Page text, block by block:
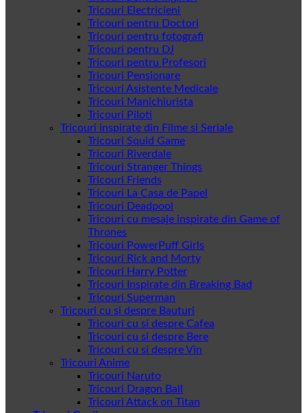
Tricouri Electricieni
Tricouri pentru Doctori
Tricouri pentru fotografi
Tricouri pentru DJ
Tricouri pentru Profesori
Tricouri Pensionare
Tricouri Asistente Medicale
Tricouri Manichiurista
Tricouri Piloti
Tricouri inspirate din Filme si Seriale
Tricouri Squid Game
Tricouri Riverdale
Tricouri Stranger Things
Tricouri Friends
Tricouri La Casa de Papel
Tricouri Deadpool
Tricouri cu mesaje inspirate din Game of
Thrones
Tricouri PowerPuff Girls
Tricouri Rick and Morty
Tricouri Harry Potter
Tricouri Inspirate din Breaking Bad
Tricouri Superman
Tricouri cu si despre Bauturi
Tricouri cu si despre Cafea
Tricouri cu si despre Bere
Tricouri cu si despre Vin
Tricouri Anime
Tricouri Naruto
Tricouri Dragon Ball
Tricouri Attack on Titan